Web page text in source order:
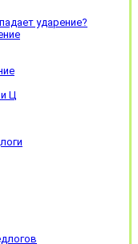
ударение?
Ц